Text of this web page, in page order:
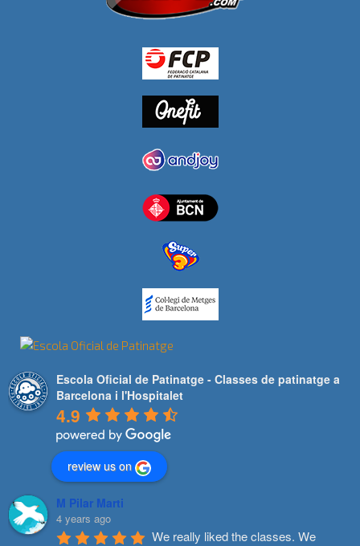
Escola Oficial de Patinatge - Classes de patinatge a
Barcelona i l'Hospitalet
4.9
review us on
M Pilar Marti
4 years ago
We really liked the classes. We